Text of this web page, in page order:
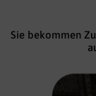
Sie bekommen